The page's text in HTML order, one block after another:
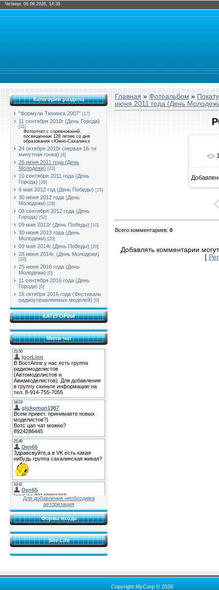
Четверг, 06.08.2026, 14:36
Категории раздела
"Формула Тюнинга 2007" [17]
11 сентября 2010г (День Города)
[11]
Фотоотчет с соревнований,
посвещенные 128 летию со дня
образования г.Южно-Сахалинск
24 октября 2010г (первая 16-ти
минутная гонка) [4]
26 июня 2011 года (День
Молодежи) [23]
10 сентября 2011 года (День
Города) [39]
9 мая 2012 год (День Победы) [15]
30 июня 2012 года (День
Молодежи) [29]
08 сентября 2012 года (День
Города) [52]
09 мая 2013г (День Победы) [10]
30 июня 2013 года (День
Молодежи) [20]
09 мая 2014г (День Победы) [20]
28 июня 2014г. (День Молодежи)
[20]
25 июня 2016 года (День
Молодежи) [0]
11 сентября 2016 года (День
Города) [0]
16 октября 2016 года (Фестиваль
радиоуправляемых моделей) [0]
КАТЕГОРИИ
Мини-чат
Для добавления необходима
авторизация
Форма входа
Site Life
Главная » Фотоальбом »
июня 2011 года (День
Всего комментариев: 0
Добавлять комментарии
[
Copyright MyCorp © 2026